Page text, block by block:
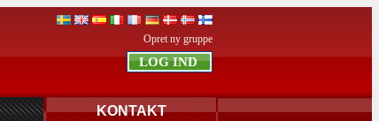
Opret ny gruppe
KONTAKT